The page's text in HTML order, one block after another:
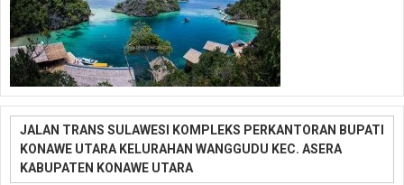
JALAN TRANS SULAWESI KOMPLEKS PERKANTORAN BUPATI
KONAWE UTARA KELURAHAN WANGGUDU KEC. ASERA
KABUPATEN KONAWE UTARA